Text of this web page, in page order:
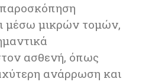
μέσω μικρών τομών,
ασθενή, όπως
ανάρρωση και